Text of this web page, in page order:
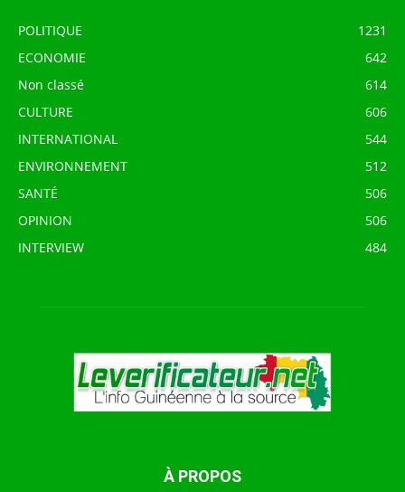
POLITIQUE
1231
ECONOMIE
642
Non classé
614
CULTURE
606
INTERNATIONAL
544
ENVIRONNEMENT
512
SANTÉ
506
OPINION
506
INTERVIEW
484
À PROPOS